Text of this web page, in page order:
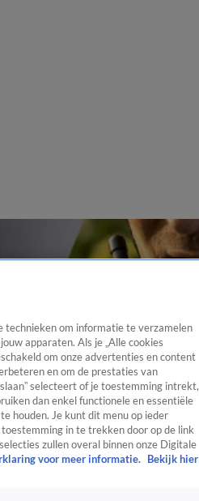
technieken om informatie te verzamelen
apparaten. Als je „Alle cookies
om onze advertenties en content
en om de prestaties van
selecteert of je toestemming intrekt,
dan enkel functionele en essentiële
houden. Je kunt dit menu op ieder
in te trekken door op de link
zullen overal binnen onze Digitale
voor meer informatie.
Bekijk hier